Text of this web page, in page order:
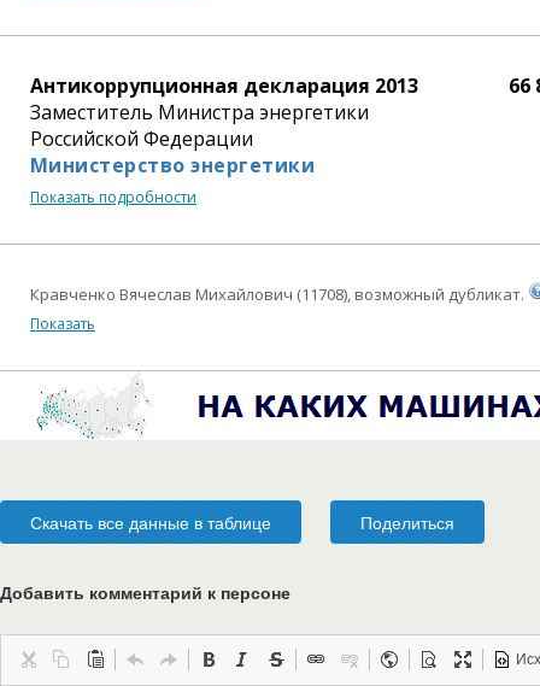
Антикоррупционная декларация 2013
Заместитель Министра энергетики
Российской Федерации
Министерство энергетики
Показать подробности
66
Кравченко Вячеслав Михайлович (11708), возможный дубликат.
Показать
Скачать все данные в таблице Поделиться
Добавить комментарий к персоне